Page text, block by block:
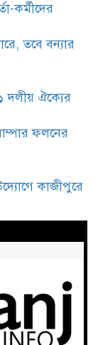
৭ গরু চুরি
প্রতিবাদে
তবুও আখের
সিরাজগঞ্জে
ভাইরাল, দ্রুত
হলো
কর্মীদের
তবে বন্যার
দলীয় ঐক্যের
ফলনের
কাজীপুরে